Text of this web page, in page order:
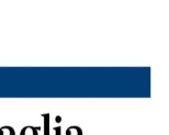
fine 2019 il